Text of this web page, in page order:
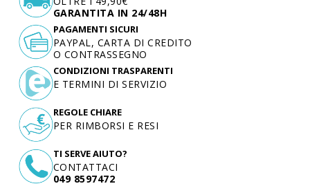
GARANTITA IN 24/48H
TI SERVE AIUTO?
CONTATTACI
049 8597472
PAGAMENTI SICURI
PAYPAL, CARTA DI CREDITO
O CONTRASSEGNO
CONDIZIONI TRASPARENTI
E TERMINI DI SERVIZIO
REGOLE CHIARE
PER RIMBORSI E RESI